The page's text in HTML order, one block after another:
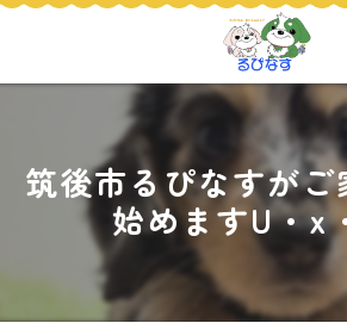
筑後市るぴなすがご
始めますU・x